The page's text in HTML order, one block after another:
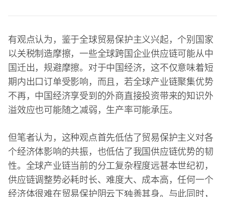
有观点认为，鉴于全球贸易保护主义兴起，个别国家
以关税制造摩擦，一些全球跨国企业供应链可能从中
国迁出，规避摩擦。对于中国经济，这不仅意味着短
期内出口订单受影响，而且，若全球产业链聚集优势
不再，中国经济享受到的外商直接投资带来的知识外
溢效应也可能随之减弱，生产率可能承压。
但笔者认为，这种观点首先低估了贸易保护主义对各
个经济体影响的共振，也低估了我国供应链优势的韧
性。全球产业链当前的分工复杂程度远甚本世纪初，
供应链调整势必耗时长、难度大、成本高，任何一个
经济体很难在贸易保护阴云下独善其身。与此同时，